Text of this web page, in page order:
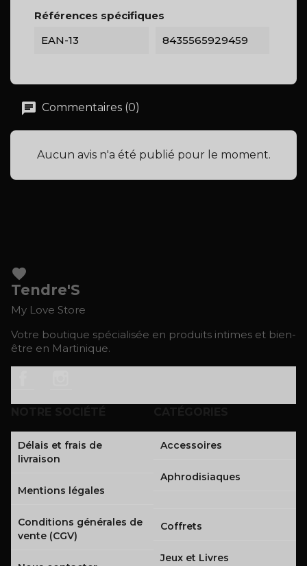
Références spécifiques
EAN-13
8435565929459
Commentaires (0)
Aucun avis n'a été publié pour le moment.
favorite
Tendre'S
My Love Store
Votre boutique spécialisée en produits intimes et bien-
être en Martinique.
Délais et frais de
livraison
Mentions légales
Conditions générales de
vente (CGV)
Accessoires
Aphrodisiaques
Coffrets
Jeux et Livres